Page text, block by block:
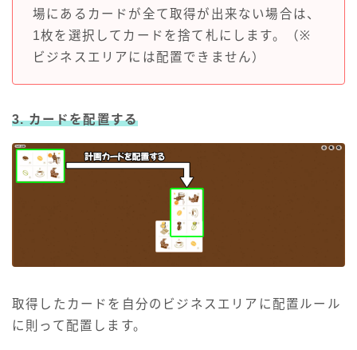
場にあるカードが全て取得が出来ない場合は、
1枚を選択してカードを捨て札にします。（※
ビジネスエリアには配置できません）
3. カードを配置する
取得したカードを自分のビジネスエリアに配置ルール
に則って配置します。